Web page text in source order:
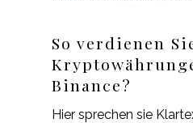
So verdienen
Binance?
Hier sprechen sie